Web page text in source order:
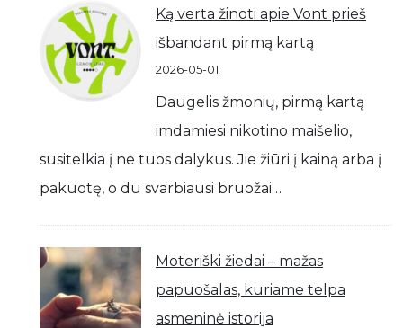
Ką verta žinoti apie Vont prieš
išbandant pirmą kartą
2026-05-01
Daugelis žmonių, pirmą kartą
imdamiesi nikotino maišelio,
susitelkia į ne tuos dalykus. Jie žiūri į kainą arba į
pakuotę, o du svarbiausi bruožai…
Moteriški žiedai – mažas
papuošalas, kuriame telpa
asmeninė istorija